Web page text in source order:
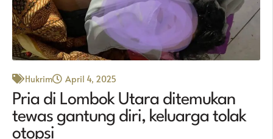
Hukrim April 4, 2025
Pria di Lombok Utara ditemukan
tewas gantung diri, keluarga tolak
otopsi